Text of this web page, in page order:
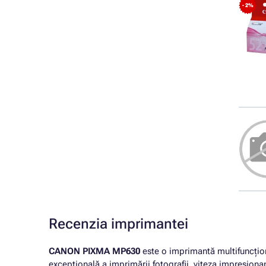
- 2%
Recenzia imprimantei
CANON PIXMA MP630 este o imprimantă